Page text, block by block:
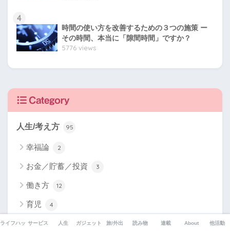
4
時間の使い方を改善するための３つの施策 ー
その時間、本当に「隙間時間」ですか？
5776 views
Category
人生/考え方 95
幸福論 2
お金／貯蓄／投資 3
働き方 12
育児 4
心理学
ライフハックサービス 人生 ガジェット 旅/外出 読み物 連載 About 他活動